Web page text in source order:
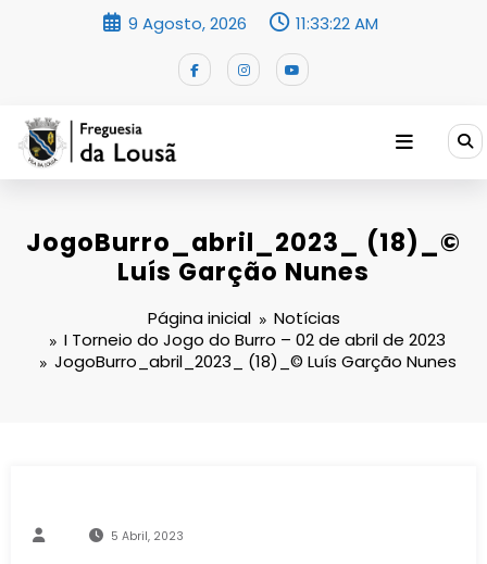
9 Agosto, 2026 11:33:23 AM
JogoBurro_abril_2023_ (18)_©
Luís Garção Nunes
Página inicial
Notícias
I Torneio do Jogo do Burro – 02 de abril de 2023
JogoBurro_abril_2023_ (18)_© Luís Garção Nunes
5 Abril, 2023